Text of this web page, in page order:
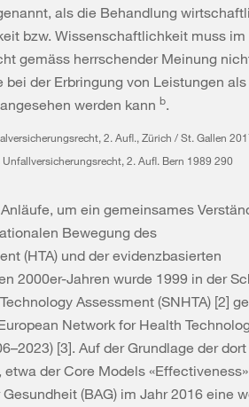
als die Behandlung
bzw. Wissenschaftlichkeit muss im
gemäss herrschender Meinung
bei der Erbringung von Leistungen als
werden kann b.
2. Aufl., Zürich / St. Gallen
2. Aufl. Bern 1989 290
um ein gemeinsames
Bewegung des
(HTA) und der evidenzbasierten
2000er-Jahren wurde 1999 in der
Assessment (SNHTA) [2]
Network for Health
[3]. Auf der Grundlage der
der Core Models
(BAG) im Jahr 2016 eine